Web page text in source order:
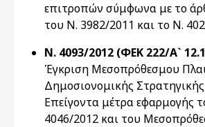
επιτροπών σύμφωνα με το
του Ν. 3982/2011 και το Ν.
Ν. 4093/2012 (ΦΕΚ 222/Α`
Έγκριση Μεσοπρόθεσμου
Δημοσιονομικής
Επείγοντα μέτρα εφαρμογής
4046/2012 και του